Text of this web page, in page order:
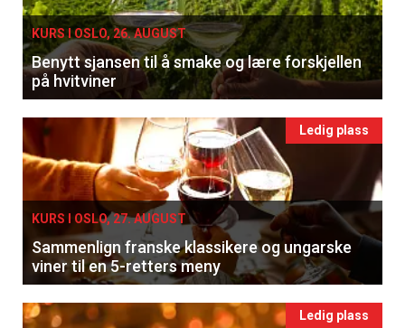
KURS I OSLO, 26. AUGUST
Benytt sjansen til å smake og lære forskjellen
på hvitviner
Ledig plass
KURS I OSLO, 27. AUGUST
Sammenlign franske klassikere og ungarske
viner til en 5-retters meny
Ledig plass